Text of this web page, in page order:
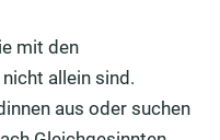
mit den
allein sind.
aus oder suchen